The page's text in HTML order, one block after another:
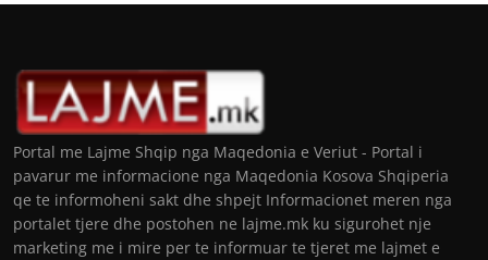
Portal me Lajme Shqip nga Maqedonia e Veriut - Portal i
pavarur me informacione nga Maqedonia Kosova Shqiperia
qe te informoheni sakt dhe shpejt Informacionet meren nga
portalet tjere dhe postohen ne lajme.mk ku sigurohet nje
marketing me i mire per te informuar te tjeret me lajmet e